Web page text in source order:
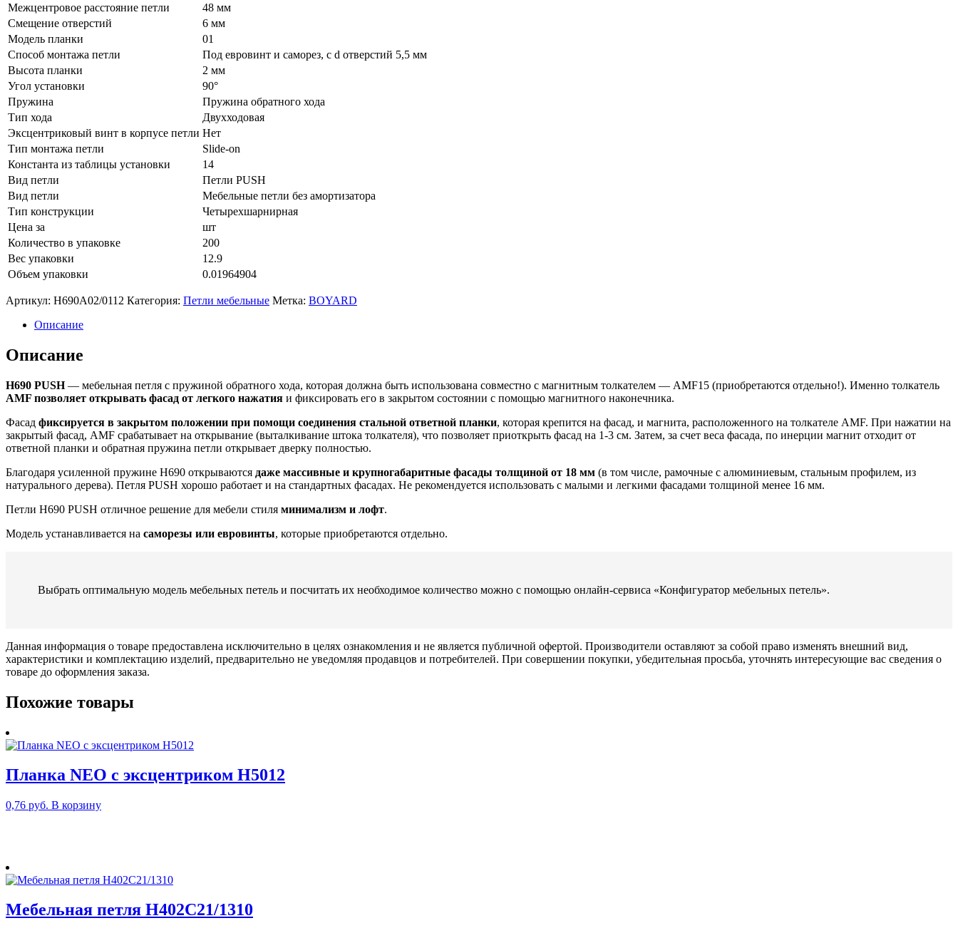
Межцентровое расстояние петли
48 мм
Смещение отверстий
6 мм
Модель планки
01
Способ монтажа петли
Под евровинт и саморез, с d отверстий 5,5 мм
Высота планки
2 мм
Угол установки
90°
Пружина
Пружина обратного хода
Тип хода
Двухходовая
Эксцентриковый винт в корпусе петли Нет
Тип монтажа петли
Slide-on
Константа из таблицы установки
14
Вид петли
Петли PUSH
Вид петли
Мебельные петли без амортизатора
Тип конструкции
Четырехшарнирная
Цена за
шт
Количество в упаковке
200
Вес упаковки
12.9
Объем упаковки
0.01964904
Артикул: H690A02/0112 Категория: Петли мебельные Метка: BOYARD
Описание
Описание
H690 PUSH— мебельная петля с пружиной обратного хода, которая должна быть использована совместно с магнитным толкателем — AMF15 (приобретаются отдельно!). Именно толкатель
AMF позволяет открывать фасад от легкого нажатия и фиксировать его в закрытом состоянии с помощью магнитного наконечника.
Фасад фиксируется в закрытом положении при помощи соединения стальной ответной планки, которая крепится на фасад, и магнита, расположенного на толкателе AMF. При нажатии на
закрытый фасад, AMF срабатывает на открывание (выталкивание штока толкателя), что позволяет приоткрыть фасад на 1-3 см. Затем, за счет веса фасада, по инерции магнит отходит от
ответной планки и обратная пружина петли открывает дверку полностью.
Благодаря усиленной пружине H690 открываются даже массивные и крупногабаритные фасады толщиной от 18 мм (в том числе, рамочные с алюминиевым, стальным профилем, из
натурального дерева). Петля PUSH хорошо работает и на стандартных фасадах. Не рекомендуется использовать с малыми и легкими фасадами толщиной менее 16 мм.
Петли H690 PUSH отличное решение для мебели стиля минимализм и лофт.
Модель устанавливается на саморезы или евровинты, которые приобретаются отдельно.
Выбрать оптимальную модель мебельных петель и посчитать их необходимое количество можно с помощью онлайн-сервиса «Конфигуратор мебельных петель».
Данная информация о товаре предоставлена исключительно в целях ознакомления и не является публичной офертой. Производители оставляют за собой право изменять внешний вид,
характеристики и комплектацию изделий, предварительно не уведомляя продавцов и потребителей. При совершении покупки, убедительная просьба, уточнять интересующие вас сведения о
товаре до оформления заказа.
Похожие товары
Планка NEO с эксцентриком H5012
0,76 руб. В корзину
Мебельная петля H402C21/1310